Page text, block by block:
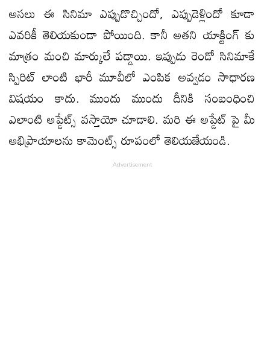
అసలు ఈ సినిమా ఎప్పుడొచ్చిందో, ఎప్పుడెళ్లిందో కూడా
ఎవరికీ తెలియకుండా పోయింది. కానీ అతని యాక్టింగ్ కు
మాత్రం మంచి మార్కులే పడ్డాయి. ఇప్పుడు రెండో సినిమాకే
స్పిరిట్ లాంటి భారీ మూవీలో ఎంపిక అవ్వడం సాధారణ
విషయం కాదు. ముందు ముందు దీనికి సంబంధించి
ఎలాంటి అప్డేట్స్ వస్తాయో చూడాలి. మరి ఈ అప్డేట్ పై మీ
అభిప్రాయాలను కామెంట్స్ రూపంలో తెలియజేయండి.